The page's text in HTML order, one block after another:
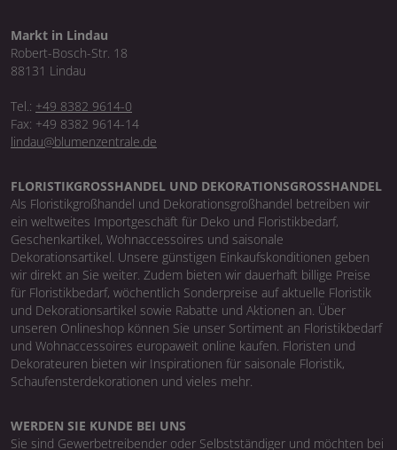
Markt in Lindau
Robert-Bosch-Str. 18
88131 Lindau
Tel.: +49 8382 9614-0
Fax: +49 8382 9614-14
lindau@blumenzentrale.de
FLORISTIKGROSSHANDEL UND DEKORATIONSGROSSHANDEL
Als Floristikgroßhandel und Dekorationsgroßhandel betreiben wir
ein weltweites Importgeschäft für Deko und Floristikbedarf,
Geschenkartikel, Wohnaccessoires und saisonale
Dekorationsartikel. Unsere günstigen Einkaufskonditionen geben
wir direkt an Sie weiter. Zudem bieten wir dauerhaft billige Preise
für Floristikbedarf, wöchentlich Sonderpreise auf aktuelle Floristik
und Dekorationsartikel sowie Rabatte und Aktionen an. Über
unseren Onlineshop können Sie unser Sortiment an Floristikbedarf
und Wohnaccessoires europaweit online kaufen. Floristen und
Dekorateuren bieten wir Inspirationen für saisonale Floristik,
Schaufensterdekorationen und vieles mehr.
WERDEN SIE KUNDE BEI UNS
Sie sind Gewerbetreibender oder Selbstständiger und möchten bei